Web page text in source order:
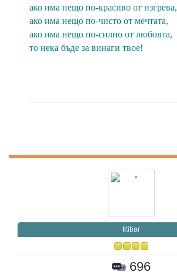
ако има нещо по-красиво от изгрева,
ако има нещо по-чисто от мечтата,
ако има нещо по-силно от любовта,
то нека бъде за винаги твое!
titibar
696